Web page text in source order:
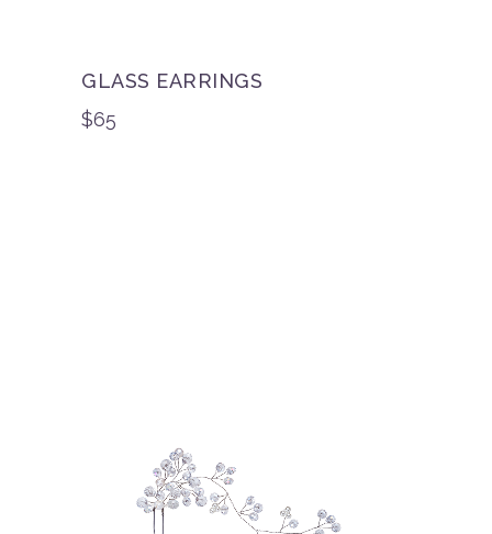
GLASS EARRINGS
$65